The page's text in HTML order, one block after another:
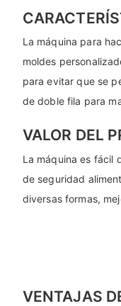
La máquina para
moldes
para evitar que se
de doble fila para
VALOR DEL
La máquina es fácil
de seguridad
diversas formas,
VENTAJAS